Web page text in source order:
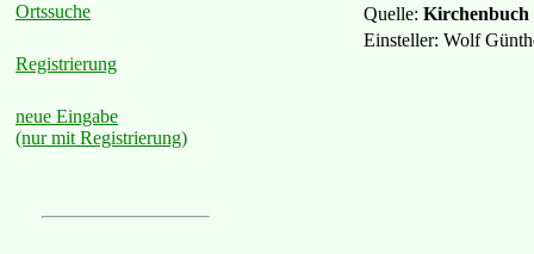
Ortssuche
Registrierung
neue Eingabe
(nur mit Registrierung)
Quelle: Kirchenbuch
Einsteller: Wolf